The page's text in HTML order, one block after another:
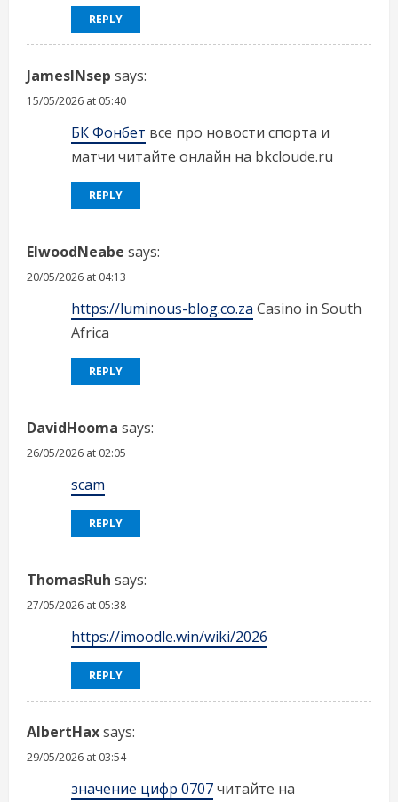
REPLY
JamesINsep says:
15/05/2026 at 05:40
БК Фонбет все про новости спорта и
матчи читайте онлайн на bkcloude.ru
REPLY
ElwoodNeabe says:
20/05/2026 at 04:13
https://luminous-blog.co.za Casino in South
Africa
REPLY
DavidHooma says:
26/05/2026 at 02:05
scam
REPLY
ThomasRuh says:
27/05/2026 at 05:38
https://imoodle.win/wiki/2026
REPLY
AlbertHaxsays:
29/05/2026 at 03:54
значение цифр 0707читайте на